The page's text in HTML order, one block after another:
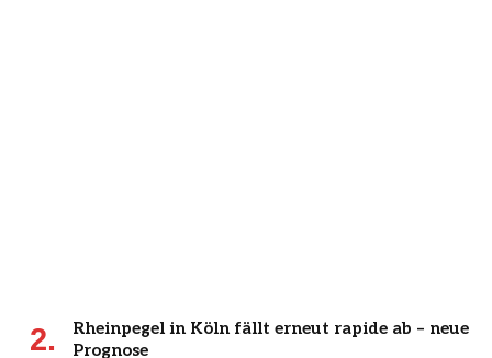
Rheinpegel in Köln fällt erneut rapide ab – neue
Prognose